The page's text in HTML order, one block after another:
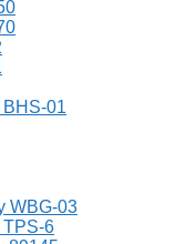
01
WBG-03
TPS-6